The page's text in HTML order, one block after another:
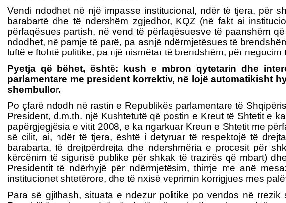
Vendi ndodhet në një impasse institucional, ndër të tjera, për
barabartë dhe të ndershëm zgjedhor, KQZ (në fakt ai
përfaqësues partish, në vend të përfaqësuesve të paanshëm
ndodhet, në pamje të parë, pa asnjë ndërmjetësues të
luftë e ftohtë politike; pa një nismëtar të brendshëm, për
Pyetja që bëhet, është: kush e mbron qytetarin dhe
parlamentare me president korrektiv, në lojë automatikisht
shembullor.
Po çfarë ndodh në rastin e Republikës parlamentare të
President, d.m.th. një Kushtetutë që postin e Kreut të Shtetit e
papërgjegjësia e vitit 2008, e ka ngarkuar Kreun e Shtetit me
së cilit, ai, ndër të tjera, është i detyruar të respektojë të
barabarta, të drejtpërdrejta dhe ndershmëria e procesit për
kërcënim të sigurisë publike për shkak të trazirës që mbart)
Presidentit të ndërhyjë për ndërmjetësim, thirrje me anë
institucionet shtetërore, dhe të nxisë veprimin korrigjues mes
Para së gjithash, situata e ndezur politike po vendos në